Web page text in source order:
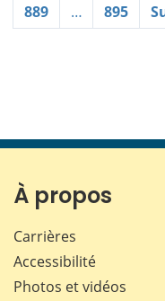
889
… 895
À propos
Carrières
Accessibilité
Photos et vidéos